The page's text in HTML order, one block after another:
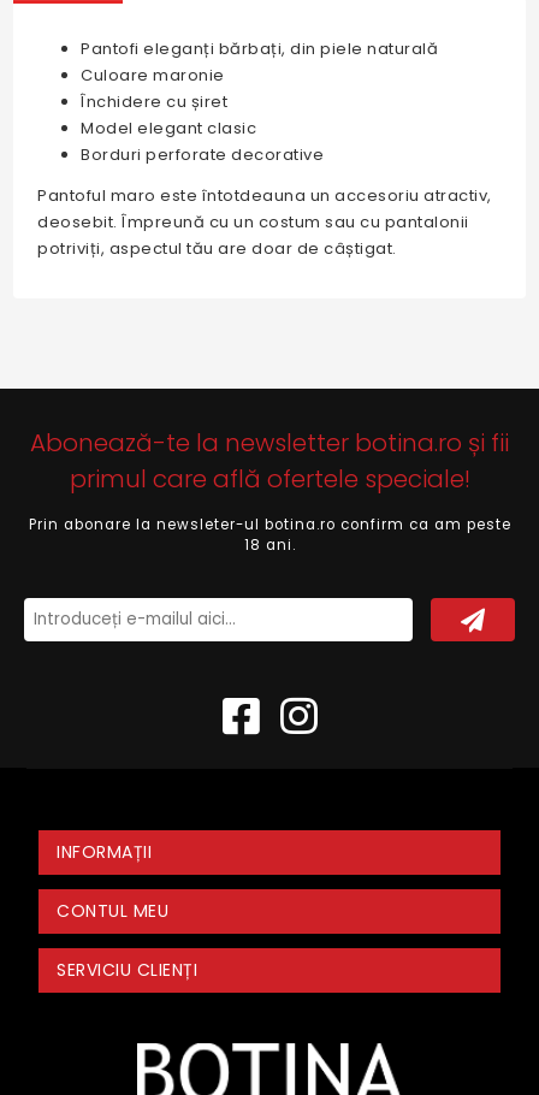
Pantofi eleganți bărbați, din piele naturală
Culoare maronie
Închidere cu șiret
Model elegant clasic
Borduri perforate decorative
Pantoful maro este întotdeauna un accesoriu atractiv,
deosebit. Împreună cu un costum sau cu pantalonii
potriviți, aspectul tău are doar de câștigat.
Abonează-te la newsletter botina.ro și fii
primul care află ofertele speciale!
Prin abonare la newsleter-ul botina.ro confirm ca am peste
18 ani.
INFORMAȚII
CONTUL MEU
SERVICIU CLIENȚI